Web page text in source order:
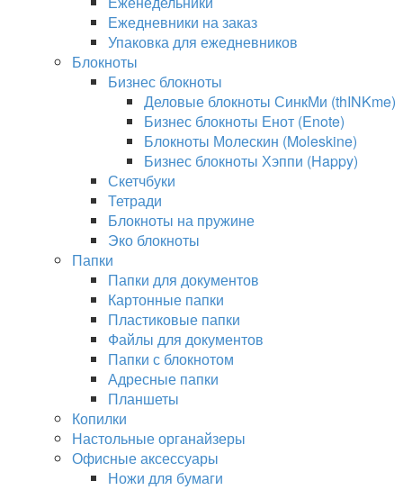
Ежедневники на заказ
Упаковка для ежедневников
Блокноты
Бизнес блокноты
Деловые блокноты СинкМи (thINKme)
Бизнес блокноты Енот (Enote)
Блокноты Молескин (Moleskine)
Бизнес блокноты Хэппи (Happy)
Скетчбуки
Тетради
Блокноты на пружине
Эко блокноты
Папки
Папки для документов
Картонные папки
Пластиковые папки
Файлы для документов
Папки с блокнотом
Адресные папки
Планшеты
Копилки
Настольные органайзеры
Офисные аксессуары
Ножи для бумаги